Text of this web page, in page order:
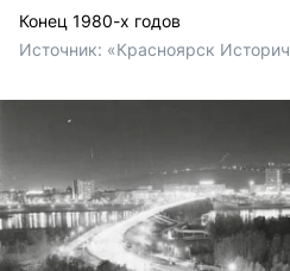
Конец 1980-х годов
Источник: «Красноярск